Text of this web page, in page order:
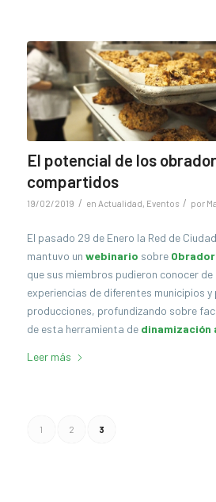
El potencial de los
compartidos
19/02/2019 / en Actualidad, Eventos / por
El pasado 29 de Enero la Red de
mantuvo un webinario sobre
que sus miembros pudieron conocer
experiencias de diferentes municipios
producciones, profundizando sobre
de esta herramienta de dinamización
Leer más
1 2 3